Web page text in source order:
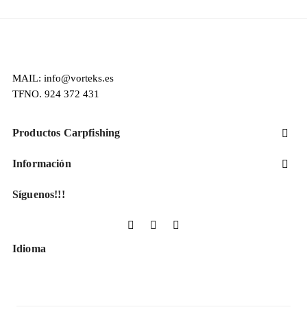
MAIL: info@vorteks.es
TFNO. 924 372 431
Productos Carpfishing 
Información 
Síguenos!!!
Idioma